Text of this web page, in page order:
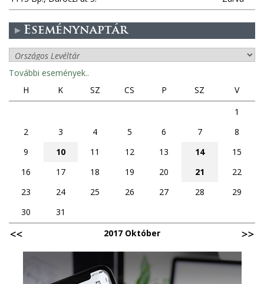
Eseménynaptár
További események..
H
K SZ CS P SZ
V
1
2
3 4 5 6 7
8
9
10 11 12 13 14
15
16
17 18 19 20 21
22
23
24 25 26 27 28
29
30
31
2017 Október